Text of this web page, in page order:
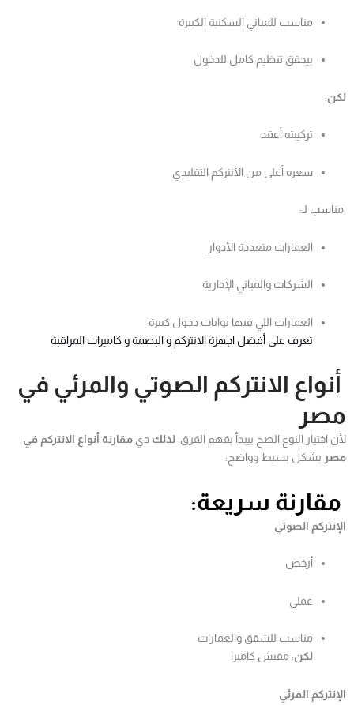
مناسب للمباني السكنية الكبيرة
بيحقق تنظيم كامل للدخول
لكن:
تركيبته أعقد
سعره أعلى من الأنتركم التقليدي
مناسب لـ:
العمارات متعددة الأدوار
الشركات والمباني الإدارية
العمارات اللي فيها بوابات دخول كبيرة
تعرف على أفضل اجهزة الانتركم و البصمة و كاميرات المراقبة
أنواع الانتركم الصوتي والمرئي في
مصر
لأن اختيار النوع الصح بيبدأ بفهم الفرق، لذلك دي مقارنة أنواع الانتركم في
مصر بشكل بسيط وواضح:
مقارنة سريعة:
الإنتركم الصوتي
أرخص
عملي
مناسب للشقق والعمارات
لكن: مفيش كاميرا
الإنتركم المرئي